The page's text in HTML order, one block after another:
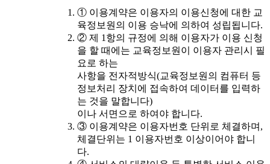
① 이용계약은 이용자의 이용신청에 대한 교
육정보원의 이용 승낙에 의하여 성립됩니다.
② 제 1항의 규정에 의해 이용자가 이용 신청
을 할 때에는 교육정보원이 이용자 관리시 필
요로 하는
사항을 전자적방식(교육정보원의 컴퓨터 등
정보처리 장치에 접속하여 데이터를 입력하
는 것을 말합니다)
이나 서면으로 하여야 합니다.
③ 이용계약은 이용자번호 단위로 체결하며,
체결단위는 1 이용자번호 이상이어야 합니
다.